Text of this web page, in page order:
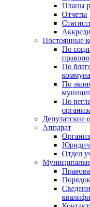
Планы
Отчеты
Постоянные
По
По
По
По
Депутатские
Аппарат
Отдел